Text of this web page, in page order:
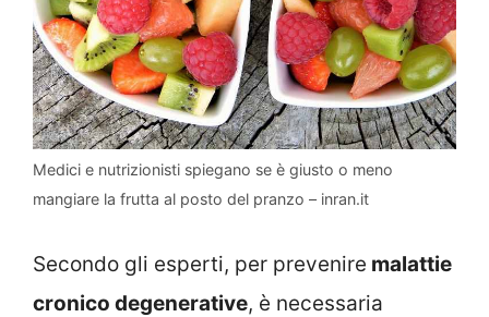
Medici e nutrizionisti spiegano se è giusto o meno
mangiare la frutta al posto del pranzo – inran.it
Secondo gli esperti, per prevenire malattie
cronico degenerative, è necessaria